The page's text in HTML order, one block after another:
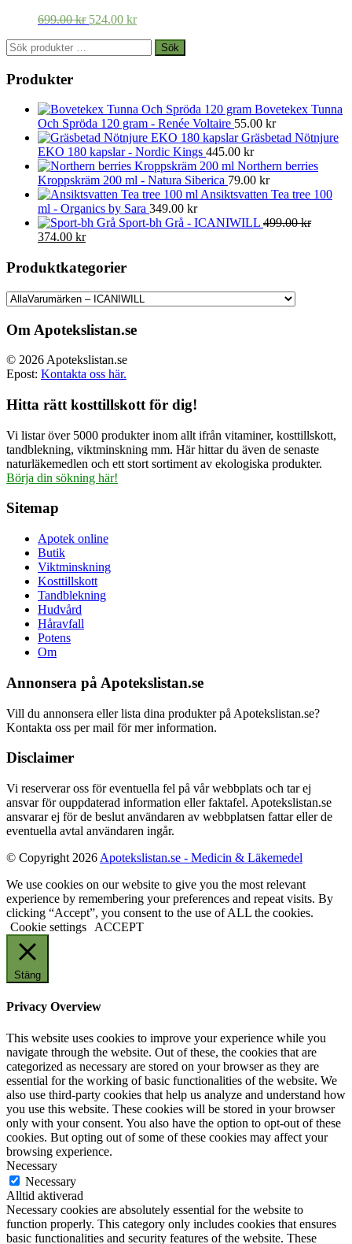
699.00kr Det
524.00 krDet
priset
Sök
efter:
Sök
Produkter
Bovetekex Tunna
Och Spröda 120 gram - Renée Voltaire 55.00 kr
Gräsbetad Nötnjure
EKO 180 kapslar - Nordic Kings 445.00 kr
Northern berries
Kroppskräm 200 ml - Natura Siberica 79.00 kr
Ansiktsvatten Tea tree 100
ml - Organics by Sara 349.00 kr
Sport-bh Grå - ICANIWILL 499.00kr
Det
priset
499.00 kr.
374.00 krDet
priset
är:
374.00 kr.
Produktkategorier
Om Apotekslistan.se
© 2026 Apotekslistan.se
Epost: Kontakta oss här.
Hitta rätt kosttillskott för dig!
Vi listar över 5000 produkter inom allt ifrån vitaminer, kosttillskott,
tandblekning, viktminskning mm. Här hittar du även de senaste
naturläkemedlen och ett stort sortiment av ekologiska produkter.
Börja din sökning här!
Sitemap
Apotek online
Butik
Viktminskning
Kosttillskott
Tandblekning
Hudvård
Håravfall
Potens
Om
Annonsera på Apotekslistan.se
Vill du annonsera eller lista dina produkter på Apotekslistan.se?
Kontakta oss per mail för mer information.
Disclaimer
Vi reserverar oss för eventuella fel på vår webbplats och tar ej
ansvar för ouppdaterad information eller faktafel. Apotekslistan.se
ansvarar ej för de beslut användaren av webbplatsen fattar eller de
eventuella avtal användaren ingår.
© Copyright 2026 Apotekslistan.se - Medicin & Läkemedel
We use cookies on our website to give you the most relevant
experience by remembering your preferences and repeat visits. By
clicking “Accept”, you consent to the use of ALL the cookies.
Cookie settings
ACCEPT
Stäng
Privacy Overview
This website uses cookies to improve your experience while you
navigate through the website. Out of these, the cookies that are
categorized as necessary are stored on your browser as they are
essential for the working of basic functionalities of the website. We
also use third-party cookies that help us analyze and understand how
you use this website. These cookies will be stored in your browser
only with your consent. You also have the option to opt-out of these
cookies. But opting out of some of these cookies may affect your
browsing experience.
Necessary
Necessary
Alltid aktiverad
Necessary cookies are absolutely essential for the website to
function properly. This category only includes cookies that ensures
basic functionalities and security features of the website. These